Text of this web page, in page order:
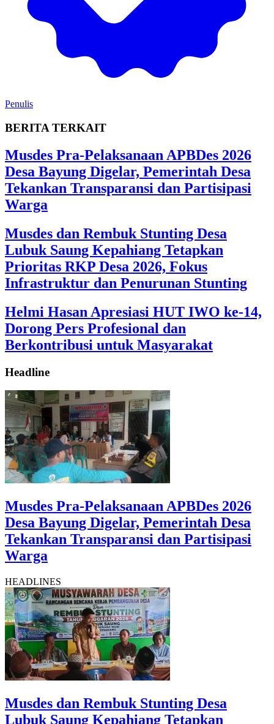
Penulis
BERITA TERKAIT
Musdes Pra-Pelaksanaan APBDes 2026
Desa Bayung Digelar, Pemerintah Desa
Tekankan Transparansi dan Partisipasi
Warga
Musdes dan Rembuk Stunting Desa
Lubuk Saung Kepahiang Tetapkan
Prioritas RKP Desa 2026, Fokus
Infrastruktur dan Penurunan Stunting
Helmi Hasan Apresiasi HUT IWO ke-14,
Dorong Pers Profesional dan
Berkontribusi untuk Masyarakat
Headline
Musdes Pra-Pelaksanaan APBDes 2026
Desa Bayung Digelar, Pemerintah Desa
Tekankan Transparansi dan Partisipasi
Warga
HEADLINES
Musdes dan Rembuk Stunting Desa
Lubuk Saung Kepahiang Tetapkan